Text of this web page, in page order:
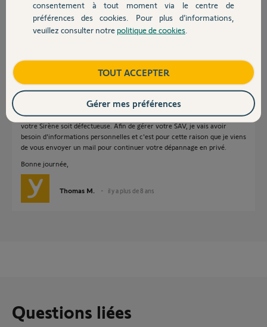
Contact
Bonne journée !
Je vous confirme que d'après ce que vous nous indiquez, il semblerait que
votre Sirène soit défectueuse. Afin de gérer votre SAV, je vais avoir
besoin d'informations personnelles et c'est pour cette raison que je viens
de vous envoyer un mail pour continuer votre dépannage en privé.
Bonne journée,
Thomas M. il y a plus de 8 ans
Questions liées
consentement à tout moment via le centre de
préférences des cookies. Pour plus d’informations,
veuillez consulter notre politique de cookies
TOUT ACCEPTER
Gérer mes préférences